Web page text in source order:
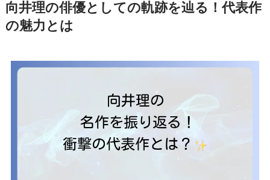
向井理の俳優としての軌跡を辿る！代表作
の魅力とは